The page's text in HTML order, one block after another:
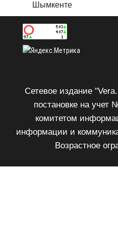
Шымкенте
Сетевое издание
постановке на
комитетом
информации и
Возрастное